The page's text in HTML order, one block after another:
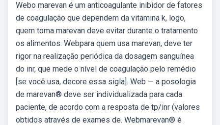
Webo marevan é um anticoagulante inibidor de fatores
de coagulação que dependem da vitamina k, logo,
quem toma marevan deve evitar durante o tratamento
os alimentos. Webpara quem usa marevan, deve ter
rigor na realização periódica da dosagem sanguínea
do inr, que mede o nível de coagulação pelo remédio
[se você usa, decore essa sigla]. Web — a posologia
de marevan® deve ser individualizada para cada
paciente, de acordo com a resposta de tp/inr (valores
obtidos através de exames de. Webmarevan® é